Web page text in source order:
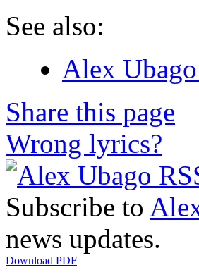
See also:
Alex
Share this page
Wrong lyrics?
Subscribe to
news updates.
Download PDF